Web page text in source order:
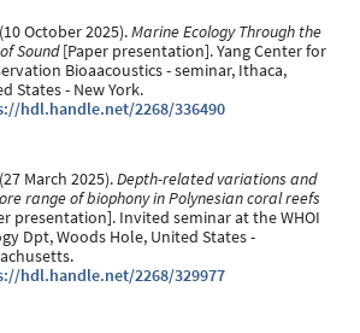
October 2025).Marine Ecology Through the
Sound[Paper presentation]. Yang Center for
Bioaacoustics - seminar, Ithaca,
States - New York.
hdl.handle.net/2268/336490
March 2025).Depth-related variations and
range of biophony in Polynesian coral reefs
presentation]. Invited seminar at the WHOI
Dpt, Woods Hole, United States -
hdl.handle.net/2268/329977